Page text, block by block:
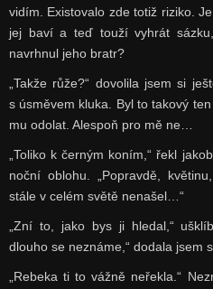
vidím. Existovalo zde totiž riziko.
jej baví a teď touží vyhrát
navrhnul jeho bratr?
„Takže růže?“ dovolila jsem si
s úsměvem kluka. Byl to takový ten
mu odolat. Alespoň pro mě ne…
„Toliko k černým koním,“ řekl
noční oblohu. „Popravdě,
stále v celém světě nenašel…“
„Zní to, jako bys ji hledal,“
dlouho se neznáme,“ dodala jsem
„Rebeka ti to vážně neřekla.“